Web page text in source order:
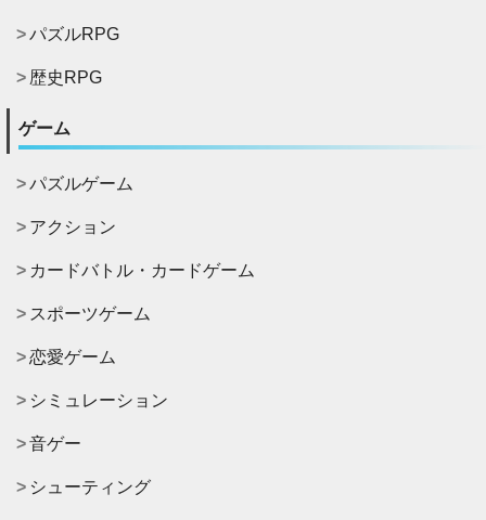
パズルRPG
歴史RPG
ゲーム
パズルゲーム
アクション
カードバトル・カードゲーム
スポーツゲーム
恋愛ゲーム
シミュレーション
音ゲー
シューティング